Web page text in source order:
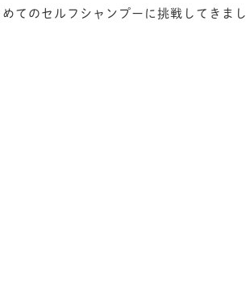
てのセルフシャンプーに挑戦してきまし